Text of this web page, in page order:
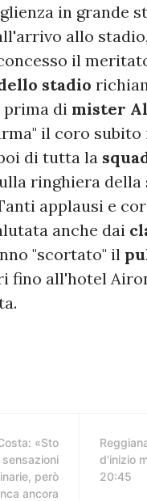
in grande
allo
il
stadio
di mister
il coro subito
di tutta la
ringhiera della
applausi e
anche dai
"scortato" il
fino all'hotel
«Sto
però
ancora
d'inizio
20:45